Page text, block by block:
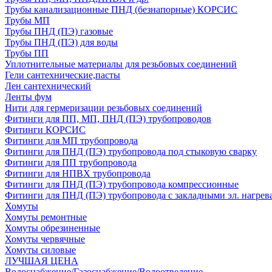
Трубы канализационные ПНД (безнапорные) КОРСИС
Трубы МП
Трубы ПНД (ПЭ) газовые
Трубы ПНД (ПЭ) для воды
Трубы ПП
Уплотнительные материалы для резьбовых соединений
Гели сантехнические,пасты
Лен сантехнический
Ленты фум
Нити для гермеризации резьбовых соединений
Фитинги для ПП, МП, ПНД (ПЭ) трубопроводов
Фитинги КОРСИС
Фитинги для МП трубопровода
Фитинги для ПНД (ПЭ) трубопровода под стыковую сварку
Фитинги для ПП трубопровода
Фитинги для НПВХ трубопровода
Фитинги для ПНД (ПЭ) трубопровода компрессионные
Фитинги для ПНД (ПЭ) трубопровода с закладными эл.
Хомуты
Хомуты ремонтные
Хомуты обрезиненные
Хомуты червячные
Хомуты силовые
ЛУЧШАЯ ЦЕНА